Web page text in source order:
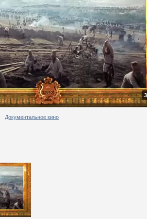
Документальное кино